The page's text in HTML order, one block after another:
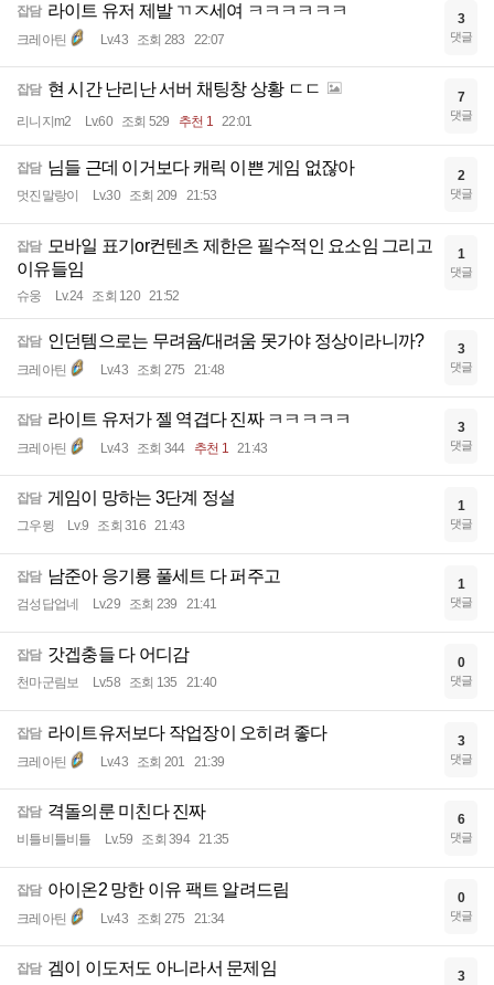
잡담 라이트 유저 제발 ㄲㅈ세여 ㅋㅋㅋㅋㅋㅋ
크레아틴 Lv.43 조회 283 22:07
3
댓글
잡담 현 시간 난리난 서버 채팅창 상황 ㄷㄷ
리니지m2 Lv.60 조회 529 추천 1 22:01
7
댓글
잡담 님들 근데 이거보다 캐릭 이쁜 게임 없잖아
멋진말랑이 Lv.30 조회 209 21:53
2
댓글
잡담
모바일 표기or컨텐츠 제한은 필수적인 요소임 그리고
이유들임
슈웅 Lv.24 조회 120 21:52
1
댓글
잡담 인던템으로는 무려윰/대려움 못가야 정상이라니까?
크레아틴 Lv.43 조회 275 21:48
3
댓글
잡담 라이트 유저가 젤 역겹다 진짜 ㅋㅋㅋㅋㅋ
크레아틴 Lv.43 조회 344 추천 1 21:43
3
댓글
잡담 게임이 망하는 3단계 정설
그우뮝 Lv.9 조회 316 21:43
1
댓글
잡담 남준아 응기룡 풀세트 다 퍼주고
검성답업네 Lv.29 조회 239 21:41
1
댓글
잡담 갓겝충들 다 어디감
천마군림보 Lv.58 조회 135 21:40
0
댓글
잡담 라이트유저보다 작업장이 오히려 좋다
크레아틴 Lv.43 조회 201 21:39
3
댓글
잡담 격돌의룬 미친다 진짜
비틀비틀비틀 Lv.59 조회 394 21:35
6
댓글
잡담 아이온2 망한 이유 팩트 알려드림
크레아틴 Lv.43 조회 275 21:34
0
댓글
잡담 겜이 이도저도 아니라서 문제임 3